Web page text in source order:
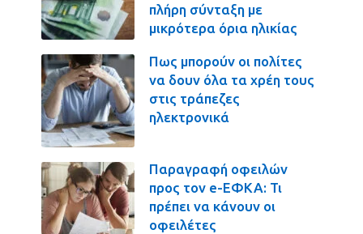
πλήρη σύνταξη με
μικρότερα όρια ηλικίας
Πως μπορούν οι πολίτες
να δουν όλα τα χρέη τους
στις τράπεζες
ηλεκτρονικά
Παραγραφή οφειλών
προς τον e-ΕΦΚΑ: Τι
πρέπει να κάνουν οι
οφειλέτες